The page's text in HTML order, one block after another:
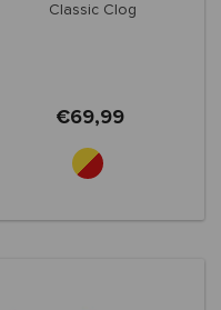
Classic Clog
€69,99